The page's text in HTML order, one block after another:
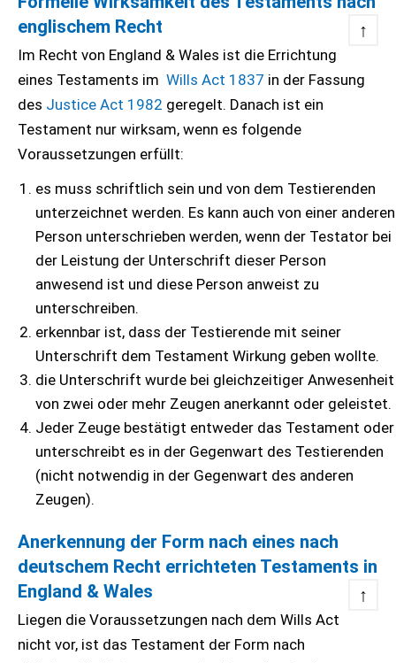
englischem Recht
↑
Im Recht von England & Wales ist die Errichtung
eines Testaments im Wills Act 1837 in der Fassung
des Justice Act 1982 geregelt. Danach ist ein
Testament nur wirksam, wenn es folgende
Voraussetzungen erfüllt:
es muss schriftlich sein und von dem Testierenden
unterzeichnet werden. Es kann auch von einer anderen
Person unterschrieben werden, wenn der Testator bei
der Leistung der Unterschrift dieser Person
anwesend ist und diese Person anweist zu
unterschreiben.
erkennbar ist, dass der Testierende mit seiner
Unterschrift dem Testament Wirkung geben wollte.
die Unterschrift wurde bei gleichzeitiger Anwesenheit
von zwei oder mehr Zeugen anerkannt oder geleistet.
Jeder Zeuge bestätigt entweder das Testament oder
unterschreibt es in der Gegenwart des Testierenden
(nicht notwendig in der Gegenwart des anderen
Zeugen).
Anerkennung der Form nach eines nach
deutschem Recht errichteten Testaments in
England & Wales
↑
Liegen die Voraussetzungen nach dem Wills Act
nicht vor, ist das Testament der Form nach